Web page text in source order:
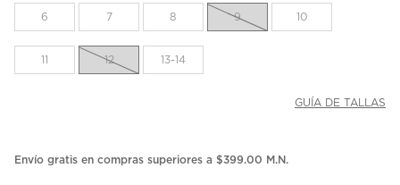
la
misma
6 7 8 9 10
11 12 13-14
GUÍA DE TALLAS
Envío gratis en compras superiores a $399.00 M.N.